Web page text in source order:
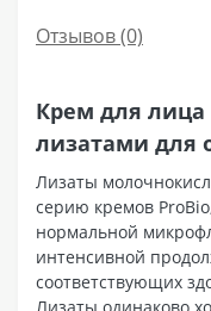
Отзывов (0)
Крем для лица
лизатами для
Лизаты
серию кремов
нормальной
интенсивной
соответствующих